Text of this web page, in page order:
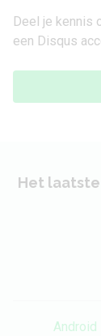
Deel je kennis
een Disqus
Het laatste
Android